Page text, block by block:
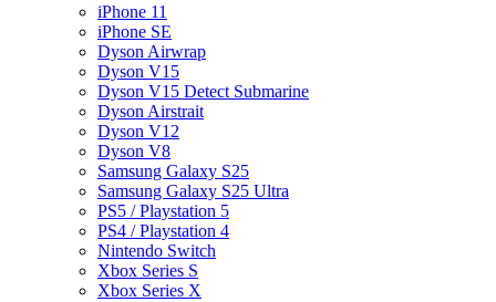
iPhone 11
iPhone SE
Dyson Airwrap
Dyson V15
Dyson V15 Detect Submarine
Dyson Airstrait
Dyson V12
Dyson V8
Samsung Galaxy S25
Samsung Galaxy S25 Ultra
PS5 / Playstation 5
PS4 / Playstation 4
Nintendo Switch
Xbox Series S
Xbox Series X